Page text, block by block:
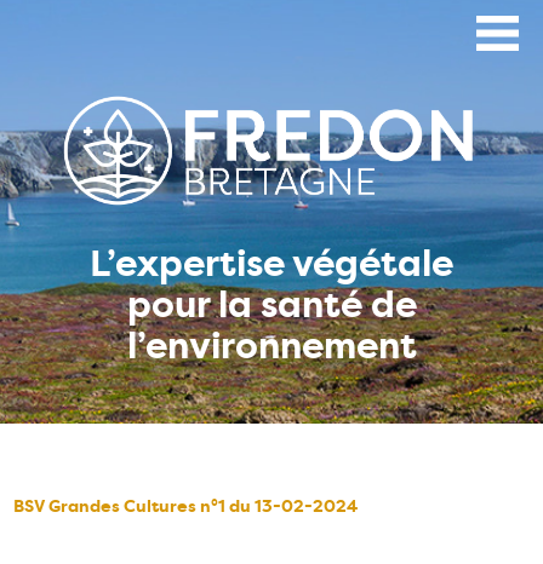
L’expertise végétale
pour la santé de
l’environnement
BSV Grandes Cultures n°1 du 13-02-2024